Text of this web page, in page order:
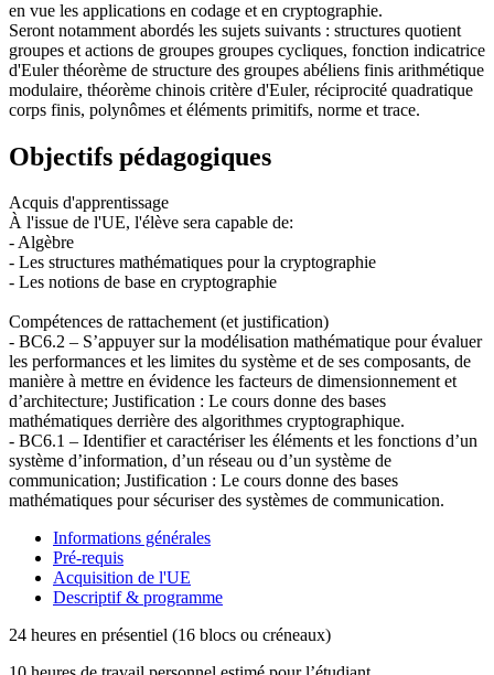
en vue les applications en codage et en cryptographie.
Seront notamment abordés les sujets suivants : structures quotient
groupes et actions de groupes groupes cycliques, fonction indicatrice
d'Euler théorème de structure des groupes abéliens finis arithmétique
modulaire, théorème chinois critère d'Euler, réciprocité quadratique
corps finis, polynômes et éléments primitifs, norme et trace.
Objectifs pédagogiques
Acquis d'apprentissage
À l'issue de l'UE, l'élève sera capable de:
- Algèbre
- Les structures mathématiques pour la cryptographie
- Les notions de base en cryptographie
Compétences de rattachement (et justification)
- BC6.2 – S’appuyer sur la modélisation mathématique pour évaluer
les performances et les limites du système et de ses composants, de
manière à mettre en évidence les facteurs de dimensionnement et
d’architecture; Justification : Le cours donne des bases
mathématiques derrière des algorithmes cryptographique.
- BC6.1 – Identifier et caractériser les éléments et les fonctions d’un
système d’information, d’un réseau ou d’un système de
communication; Justification : Le cours donne des bases
mathématiques pour sécuriser des systèmes de communication.
Informations générales
Pré-requis
Acquisition de l'UE
Descriptif & programme
24 heures en présentiel (16 blocs ou créneaux)